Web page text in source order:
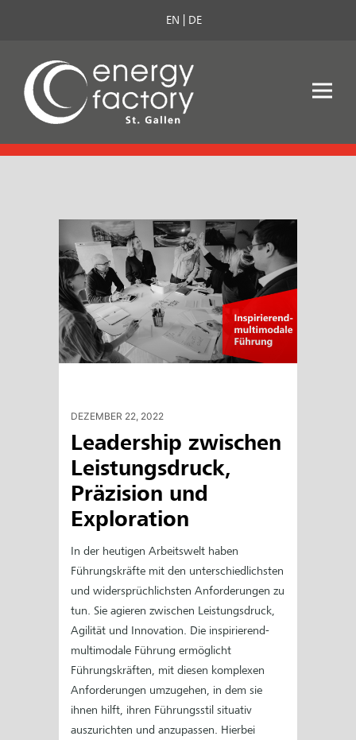
EN DE
DEZEMBER 22, 2022
Leadership zwischen
Leistungsdruck,
Präzision und
Exploration
In der heutigen Arbeitswelt haben
Führungskräfte mit den unterschiedlichsten
und widersprüchlichsten Anforderungen zu
tun. Sie agieren zwischen Leistungsdruck,
Agilität und Innovation. Die inspirierend-
multimodale Führung ermöglicht
Führungskräften, mit diesen komplexen
Anforderungen umzugehen, in dem sie
ihnen hilft, ihren Führungsstil situativ
auszurichten und anzupassen. Hierbei